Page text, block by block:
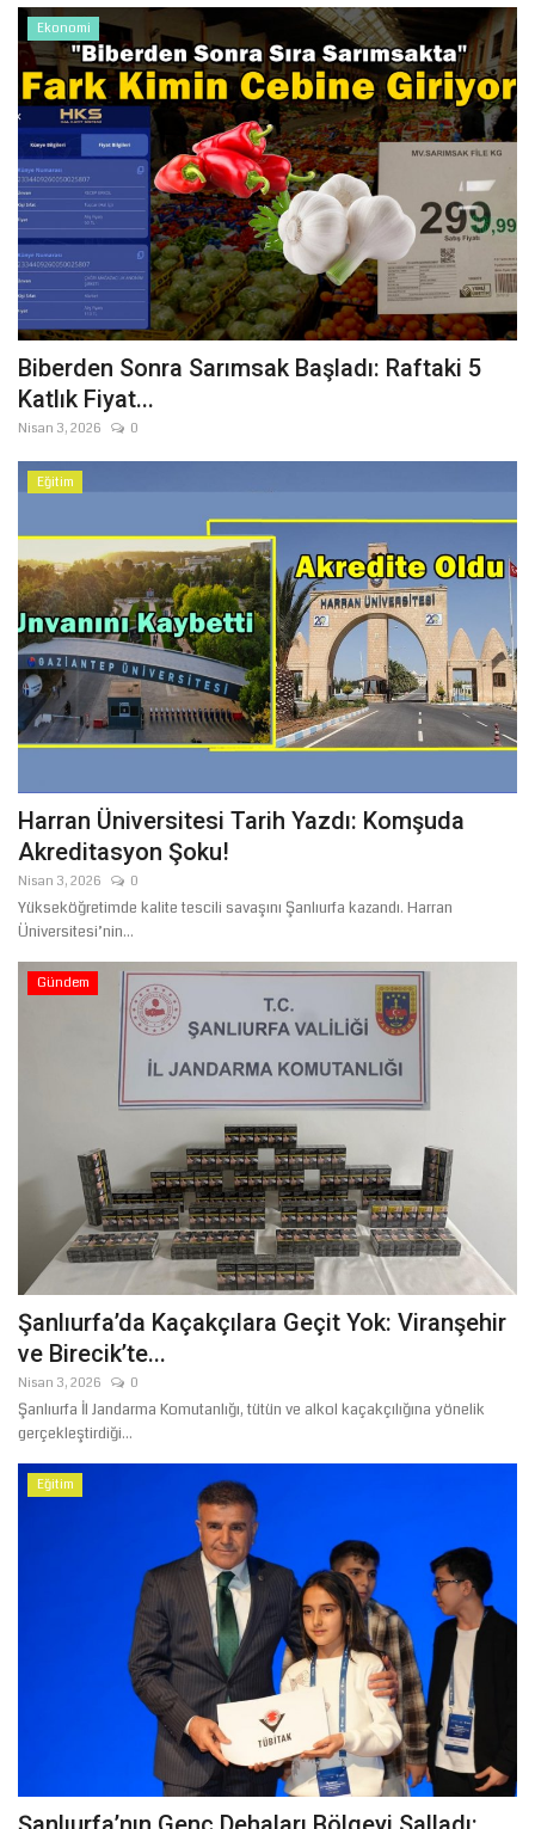
Ekonomi
Biberden Sonra Sarımsak Başladı: Raftaki 5
Katlık Fiyat...
Nisan 3, 2026 0
Eğitim
Harran Üniversitesi Tarih Yazdı: Komşuda
Akreditasyon Şoku!
Nisan 3, 2026 0
Yükseköğretimde kalite tescili savaşını Şanlıurfa kazandı. Harran
Üniversitesi’nin...
Gündem
Şanlıurfa’da Kaçakçılara Geçit Yok: Viranşehir
ve Birecik’te...
Nisan 3, 2026 0
Şanlıurfa İl Jandarma Komutanlığı, tütün ve alkol kaçakçılığına yönelik
gerçekleştirdiği...
Eğitim